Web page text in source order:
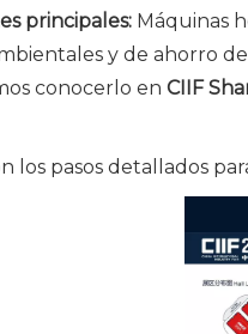
principales: Máquinas
y de ahorro
conocerlo en CIIF
los pasos detallados